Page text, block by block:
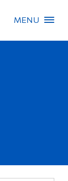
MENU
site